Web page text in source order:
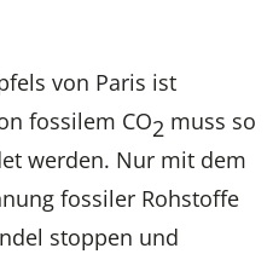
von Paris ist
fossilem CO2 muss so
werden. Nur mit dem
fossiler Rohstoffe
stoppen und